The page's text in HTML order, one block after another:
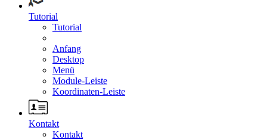
Tutorial
Tutorial
Anfang
Desktop
Menü
Module-Leiste
Koordinaten-Leiste
Kontakt
Kontakt